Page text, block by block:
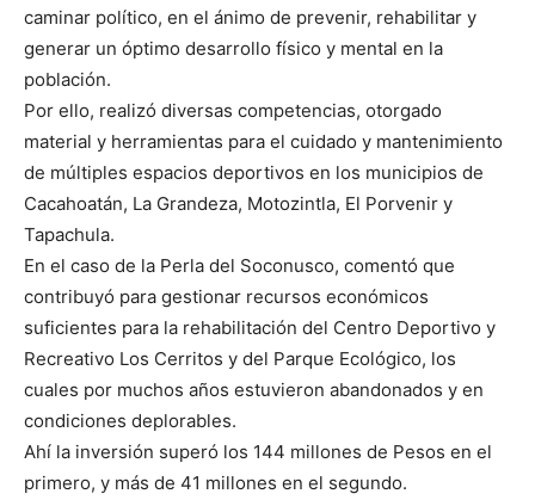
caminar político, en el ánimo de prevenir, rehabilitar y
generar un óptimo desarrollo físico y mental en la
población.
Por ello, realizó diversas competencias, otorgado
material y herramientas para el cuidado y mantenimiento
de múltiples espacios deportivos en los municipios de
Cacahoatán, La Grandeza, Motozintla, El Porvenir y
Tapachula.
En el caso de la Perla del Soconusco, comentó que
contribuyó para gestionar recursos económicos
suficientes para la rehabilitación del Centro Deportivo y
Recreativo Los Cerritos y del Parque Ecológico, los
cuales por muchos años estuvieron abandonados y en
condiciones deplorables.
Ahí la inversión superó los 144 millones de Pesos en el
primero, y más de 41 millones en el segundo.